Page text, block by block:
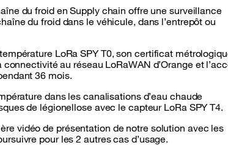
du froid en Supply chain offre une surveillance
du froid dans le véhicule, dans l’entrepôt ou
LoRa SPY T0, son certificat
au réseau LoRaWAN d’Orange et
36 mois.
dans les canalisations d’eau chaude
de légionellose avec le capteur LoRa SPY T4.
vidéo de présentation de notre solution avec les
pour les 2 autres cas d’usage.